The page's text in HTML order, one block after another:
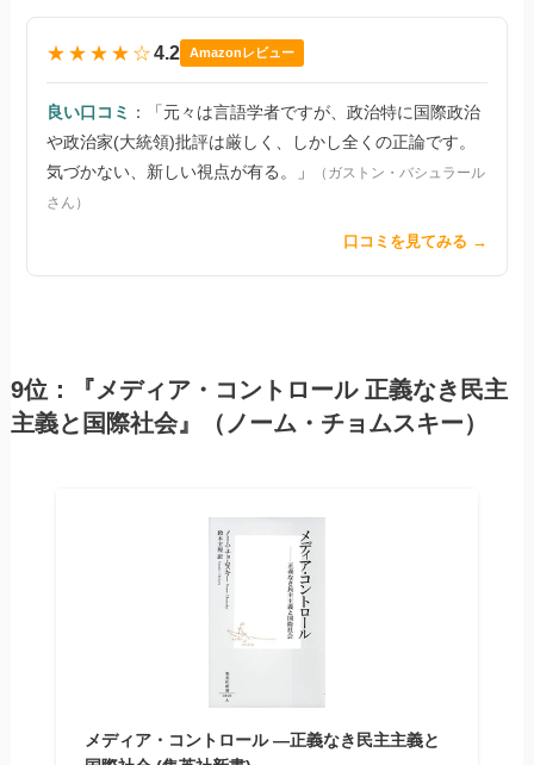
★★★★☆4.2 Amazonレビュー
良い口コミ
：「元々は言語学者ですが、政治特に国際政治
や政治家(大統領)批評は厳しく、しかし全くの正論です。
気づかない、新しい視点が有る。」
（ガストン・バシュラール
さん）
口コミを見てみる →
9位：『メディア・コントロール 正義なき民主
主義と国際社会』（ノーム・チョムスキー）
メディア・コントロール ―正義なき民主主義と